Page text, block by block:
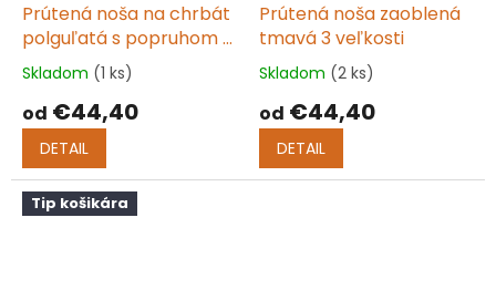
Prútená noša na chrbát
polguľatá s popruhom 3
veľkosti
Priemerné
produktu
5,0
z
hviezdičiek.
Skladom (1 ks)
od €44,40
DETAIL
Prútená noša zaoblená
tmavá 3 veľkosti
Priemerné
produktu
5,0
z
Skladom (2 ks)
od €44,40
DETAIL
Tip košikára